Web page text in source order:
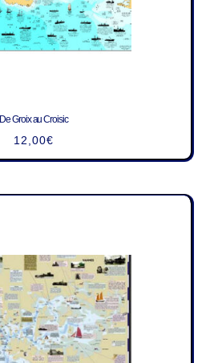
De Groix au Croisic
12,00€